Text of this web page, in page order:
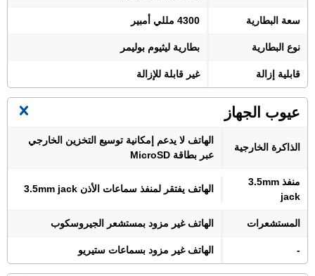
سعة البطارية 4300 مللي أمبير
نوع البطارية بطارية ليثيوم بوليمر
قابلية إزالة غير قابلة للإزالة
عيوب الجهاز
الذاكرة الخارجية
الهاتف لا يدعم إمكانية توسيع التخزين الخارجي
عبر بطاقة MicroSD
منفذ 3.5mm
jack
الهاتف يفتقر لمنفذ سماعات الأذن 3.5mm jack
المستشعرات الهاتف غير مزود بمستشعر الجيروسكوب
- الهاتف غير مزود بسماعات ستيريو